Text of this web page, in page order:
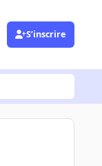
S’inscrire